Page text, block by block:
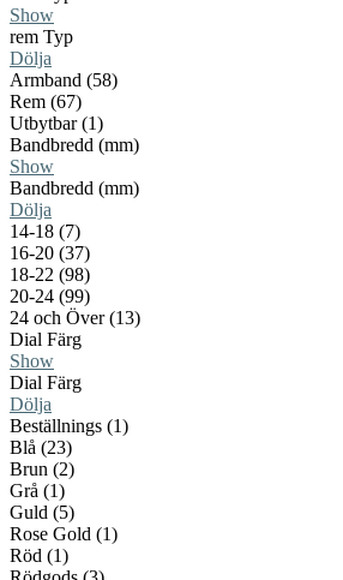
Show
rem Typ
Dölja
Armband (58)
Rem (67)
Utbytbar (1)
Bandbredd (mm)
Show
Bandbredd (mm)
Dölja
14-18 (7)
16-20 (37)
18-22 (98)
20-24 (99)
24 och Över (13)
Dial Färg
Show
Dial Färg
Dölja
Beställnings (1)
Blå (23)
Brun (2)
Grå (1)
Guld (5)
Rose Gold (1)
Röd (1)